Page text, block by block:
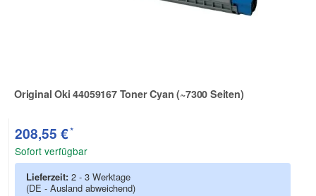
Original Oki 44059167 Toner Cyan (~7300 Seiten)
Zur Artikelbewertung
208,55 €*
Sofort verfügbar
Lieferzeit: 2 - 3 Werktage
(DE - Ausland abweichend)